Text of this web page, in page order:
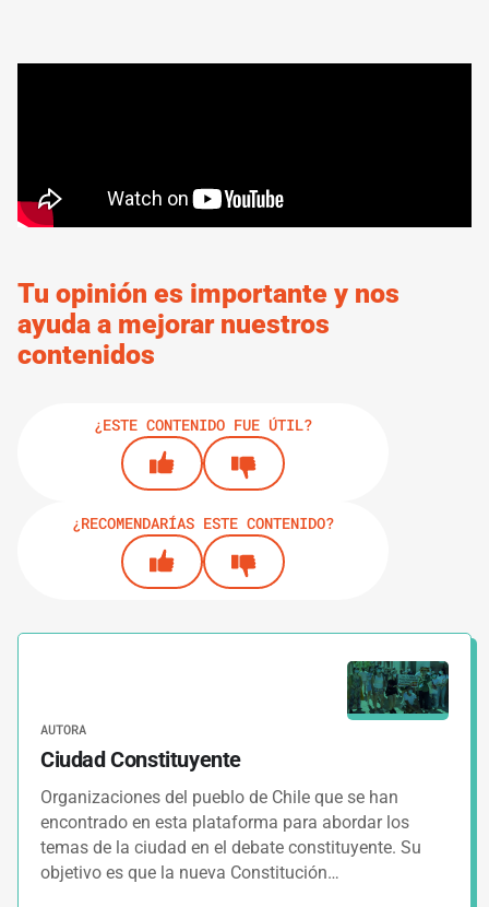
Tu opinión es importante y nos
ayuda a mejorar nuestros
contenidos
¿ESTE CONTENIDO FUE ÚTIL?
¿RECOMENDARÍAS ESTE CONTENIDO?
AUTORA
Ciudad Constituyente
Organizaciones del pueblo de Chile que se han
encontrado en esta plataforma para abordar los
temas de la ciudad en el debate constituyente. Su
objetivo es que la nueva Constitución…